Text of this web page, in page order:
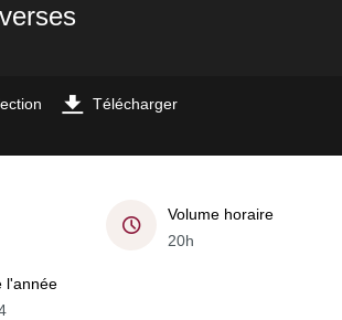
Télécharger
Volume horaire
20h
l'année